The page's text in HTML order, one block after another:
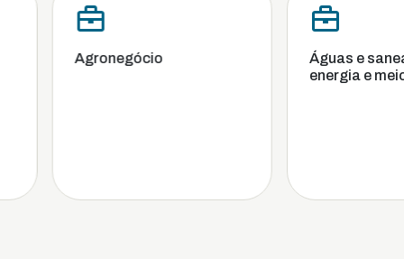
Agronegócio
Águas e
energia e